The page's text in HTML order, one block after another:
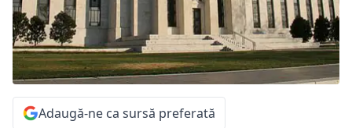
Adaugă-ne ca sursă preferată